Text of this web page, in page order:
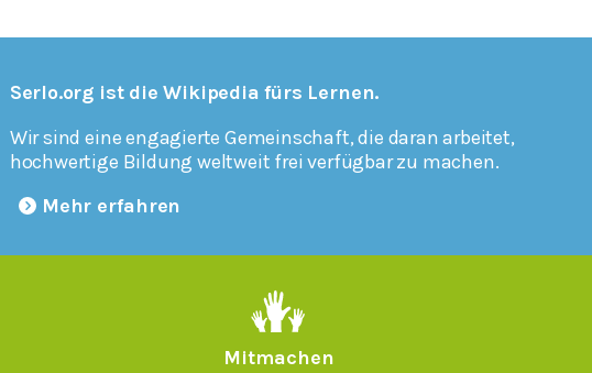
Serlo.org ist die Wikipedia fürs Lernen.
Wir sind eine engagierte Gemeinschaft, die daran arbeitet,
hochwertige Bildung weltweit frei verfügbar zu machen.
Mehr erfahren
Mitmachen